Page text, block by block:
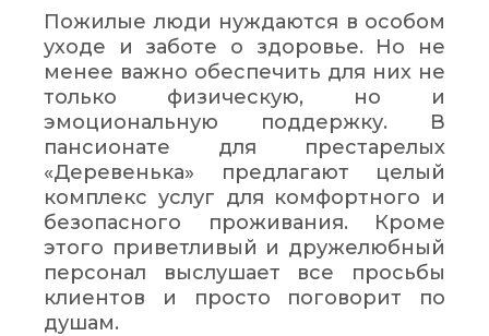
Пожилые люди нуждаются в особом
уходе и заботе о здоровье. Но не
менее важно обеспечить для них не
только физическую, но и
эмоциональную поддержку. В
пансионате для престарелых
«Деревенька» предлагают целый
комплекс услуг для комфортного и
безопасного проживания. Кроме
этого приветливый и дружелюбный
персонал выслушает все просьбы
клиентов и просто поговорит по
душам.